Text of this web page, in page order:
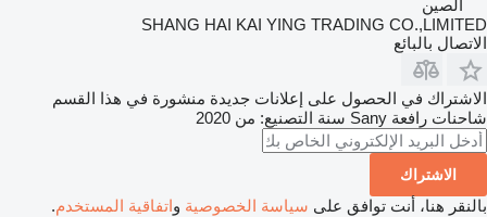
الصين
SHANG HAI KAI YING TRADING CO.,LIMITED
الاتصال بالبائع
الاشتراك في الحصول على إعلانات جديدة منشورة في هذا القسم
شاحنات رافعة Sany سنة التصنيع: من 2020
الاشتراك
بالنقر هنا، أنت توافق على سياسة الخصوصية واتفاقية المستخدم.